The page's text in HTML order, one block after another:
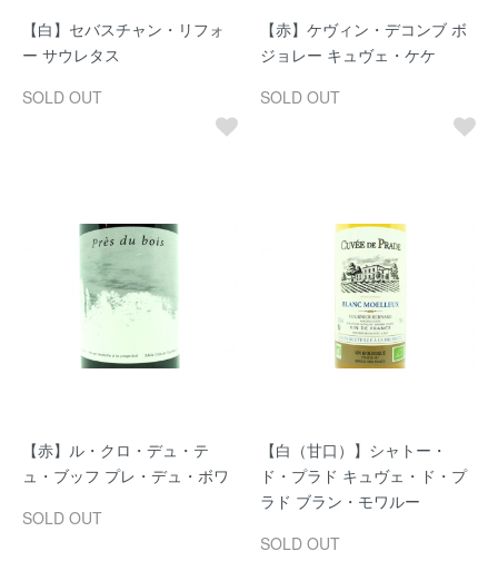
【白】セバスチャン・リフォ
ー サウレタス
SOLD OUT
【赤】ケヴィン・デコンブ ボ
ジョレー キュヴェ・ケケ
SOLD OUT
【赤】ル・クロ・デュ・テ
ュ・ブッフ プレ・デュ・ボワ
SOLD OUT
【白（甘口）】シャトー・
ド・プラド キュヴェ・ド・プ
ラド ブラン・モワルー
SOLD OUT